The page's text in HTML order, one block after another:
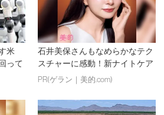
米
って
石井美保さんもなめらかなテク
スチャーに感動！新ナイトケア
PR(ゲラン｜美的.com)